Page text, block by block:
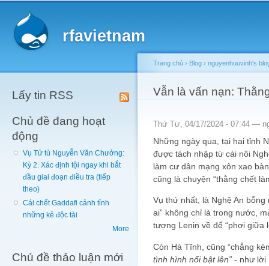
rfavietnam
Lấy tin RSS
Chủ đề đang hoạt
động
Vụ Tử tù Nguyễn Văn Chưởng:
Kỳ 2. Xác định tội ngay khi bắt
đầu giai đoạn điều tra (tiếp
theo)
Cái chết Gaddafi cảnh tỉnh
những kẻ độc tài
More
Chủ đề thảo luận mới
You are here
Trang chủ › Blog › nguyenhuuvinh's
Vẫn là vấn nạn:
Thứ Tư, 04/17/2024 - 07:44 —
Những ngày qua, tại hai tỉnh
được tách nhập từ cái nôi
làm cư dân mạng xôn xao
cũng là chuyện “thằng chết
Vụ thứ nhất, là Nghệ An
ai” không chỉ là trong nước,
tượng Lenin về để “phơi giữa
Còn Hà Tĩnh, cũng “chẳng
tình hình nổi bật lên” - như lời